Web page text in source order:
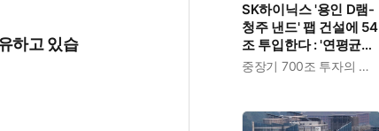
하고 있습
SK하이닉스 '용인 D램-
청주 낸드' 팹 건설에 54
조 투입한다 : '연평균
19% 성장' 메모리 수요중장기 700조 투자의 단계적 이행